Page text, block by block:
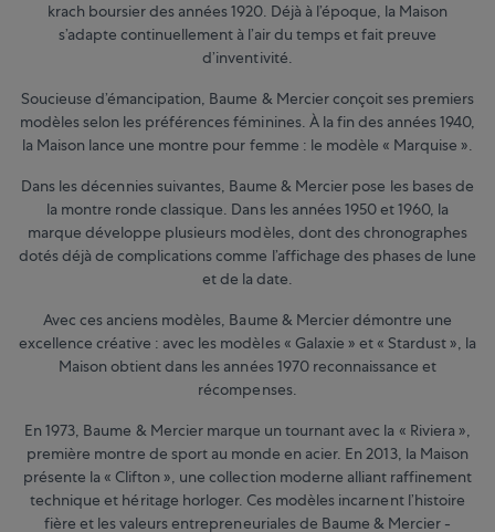
krach boursier des années 1920. Déjà à l’époque, la Maison
s’adapte continuellement à l’air du temps et fait preuve
d’inventivité.
Soucieuse d’émancipation, Baume & Mercier conçoit ses premiers
modèles selon les préférences féminines. À la fin des années 1940,
la Maison lance une montre pour femme : le modèle « Marquise ».
Dans les décennies suivantes, Baume & Mercier pose les bases de
la montre ronde classique. Dans les années 1950 et 1960, la
marque développe plusieurs modèles, dont des chronographes
dotés déjà de complications comme l’affichage des phases de lune
et de la date.
Avec ces anciens modèles, Baume & Mercier démontre une
excellence créative : avec les modèles « Galaxie » et « Stardust », la
Maison obtient dans les années 1970 reconnaissance et
récompenses.
En 1973, Baume & Mercier marque un tournant avec la « Riviera »,
première montre de sport au monde en acier. En 2013, la Maison
présente la « Clifton », une collection moderne alliant raffinement
technique et héritage horloger. Ces modèles incarnent l’histoire
fière et les valeurs entrepreneuriales de Baume & Mercier -